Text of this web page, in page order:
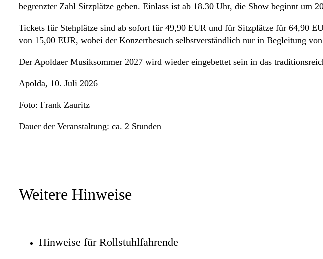
begrenzter Zahl Sitzplätze geben. Einlass ist ab 18.30 Uhr, die Show beginnt um
Tickets für Stehplätze sind ab sofort für 49,90 EUR und für Sitzplätze für 64,90
von 15,00 EUR, wobei der Konzertbesuch selbstverständlich nur in Begleitung
Der Apoldaer Musiksommer 2027 wird wieder eingebettet sein in das
Apolda, 10. Juli 2026
Foto: Frank Zauritz
Dauer der Veranstaltung: ca. 2 Stunden
Weitere Hinweise
Hinweise für Rollstuhlfahrende